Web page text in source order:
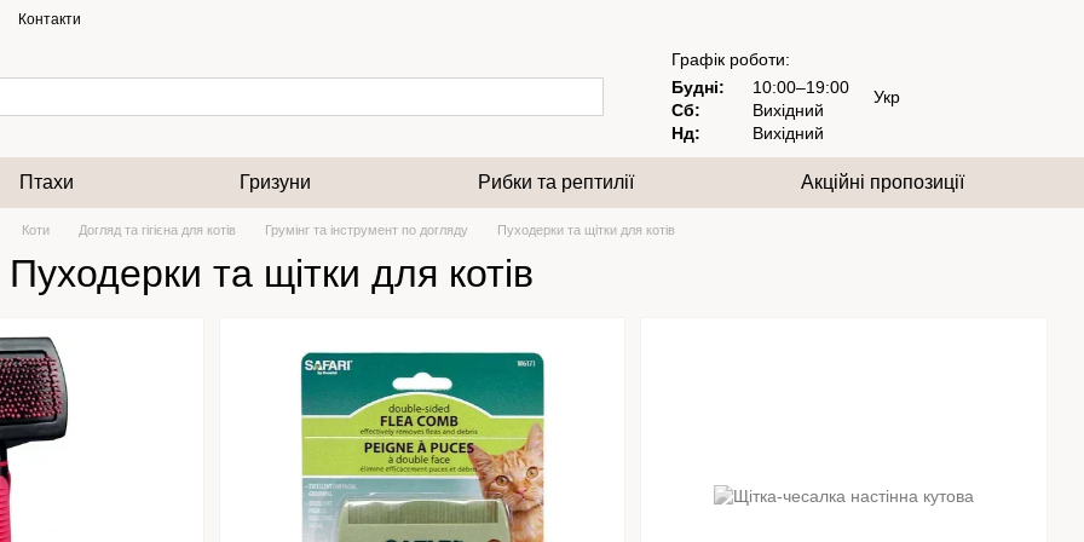
Контакти
Графік роботи:
Будні:
10:00–19:00
Сб:
Вихідний
Нд:
Вихідний
Укр
Птахи Гризуни Рибки та рептилії Акційні пропозиції
Коти Догляд та гігієна для котів Грумінг та інструмент по догляду Пуходерки та щітки для котів
Пуходерки та щітки для котів